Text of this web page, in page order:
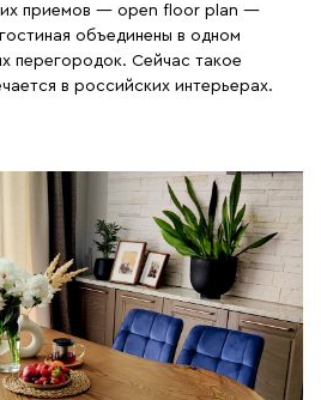
приемов — open floor plan —
объединены в одном
перегородок. Сейчас такое
в российских интерьерах.